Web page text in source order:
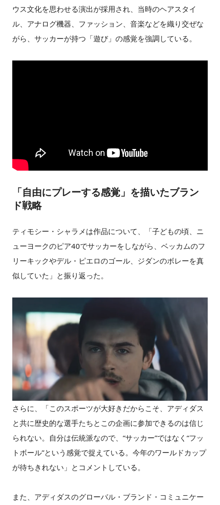
ウス文化を思わせる演出が採用され、当時のヘアスタイ
ル、アナログ機器、ファッション、音楽などを織り交ぜな
がら、サッカーが持つ「遊び」の感覚を強調している。
「自由にプレーする感覚」を描いたブラン
ド戦略
ティモシー・シャラメは作品について、「子どもの頃、ニ
ューヨークのピア40でサッカーをしながら、ベッカムのフ
リーキックやデル・ピエロのゴール、ジダンのボレーを真
似していた」と振り返った。
さらに、「このスポーツが大好きだからこそ、アディダス
と共に歴史的な選手たちとこの企画に参加できるのは信じ
られない。自分は伝統派なので、“サッカー”ではなく“フッ
トボール”という感覚で捉えている。今年のワールドカップ
が待ちきれない」とコメントしている。
また、アディダスのグローバル・ブランド・コミュニケー